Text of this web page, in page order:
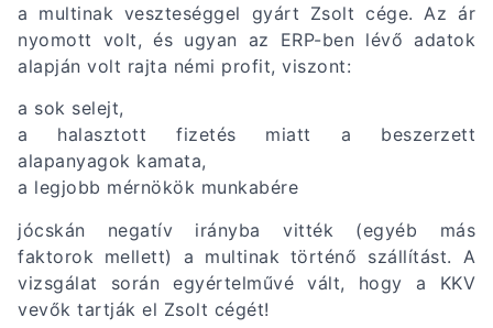
a multinak veszteséggel gyárt Zsolt cége. Az ár
nyomott volt, és ugyan az ERP-ben lévő adatok
alapján volt rajta némi profit, viszont:
a sok selejt,
a halasztott fizetés miatt a beszerzett
alapanyagok kamata,
a legjobb mérnökök munkabére
jócskán negatív irányba vitték (egyéb más
faktorok mellett) a multinak történő szállítást. A
vizsgálat során egyértelművé vált, hogy a KKV
vevők tartják el Zsolt cégét!